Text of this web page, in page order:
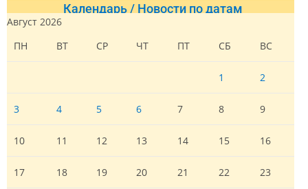
Календарь / Новости по датам
Август 2026
ПН
ВТ СР ЧТ ПТ СБ ВС
1 2
3 4 5 6 7 8 9
10 11 12 13 14 15 16
17 18 19 20 21 22 23